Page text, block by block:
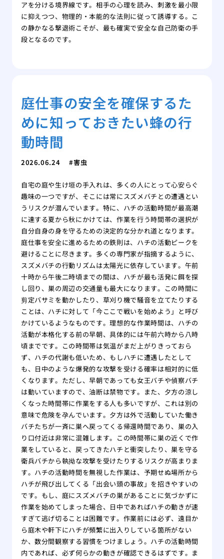
アを分ける境界線です。相手の心理を読み、刺激を最小限
に抑えつつ、物理的・本能的な法則に従って誘導する。こ
の静かなる撃退術こそが、最も確実で安全な自己防衛の手
段となるのです。
庭仕事の安全を確保するた
めに知っておきたい蜂の行
動時間
2026.06.24 害虫
自宅の庭や生け垣の手入れは、多くの人にとって心安らぐ
趣味の一つですが、そこには常にスズメバチとの遭遇とい
うリスクが潜んでいます。特に、ハチの活動時間が最高潮
に達する夏から秋にかけては、作業を行う時間帯の選択が
自分自身の身を守るための決定的な分かれ道となります。
庭仕事を安全に進めるための鉄則は、ハチの活動ピークを
避けることに尽きます。多くの専門家が指摘するように、
スズメバチの行動リズムは太陽光に依存しています。午前
十時から午後二時頃までの間は、ハチが最も活発に餌を探
し回り、巣の周辺の交通量も最大になります。この時間に
剪定バサミを動かしたり、草刈り機で騒音を立てたりする
ことは、ハチに対して「今ここで戦いを始めよう」と呼び
かけているようなものです。理想的な作業時間は、ハチの
活動が本格化する前の早朝、具体的には午前六時から八時
頃までです。この時間帯は気温がまだ上がりきっておら
ず、ハチの代謝も低いため、もしハチに遭遇したとして
も、日中のような爆発的な攻撃を受ける確率は相対的に低
くなります。ただし、早朝であっても女王バチや偵察バチ
は動いていますので、油断は禁物です。また、夕方の涼し
くなった時間帯に作業をする人も多いですが、これは別の
意味で危険を孕んでいます。夕方は外で活動していた働き
バチたちが一斉に巣へ戻ってくる帰還時間であり、巣の入
り口付近は非常に混雑します。この時間帯に巣の近くで作
業をしていると、戻ってきたハチと衝突したり、巣を守る
衛兵バチから執拗な攻撃を受けたりするリスクが高まりま
す。ハチの活動時間を無視した作業は、予期せぬ場所から
ハチが飛び出してくる「出会い頭の事故」を招きやすいの
です。もし、庭にスズメバチの巣があることに気づかずに
作業を始めてしまった場合、日中であればハチの動きが速
すぎて逃げ切ることは困難です。作業前には必ず、遠目か
ら庭木や軒下にハチが頻繁に出入りしている箇所がない
か、数分間観察する習慣をつけましょう。ハチの活動時間
内であれば、必ず何らかの動きが確認できるはずです。ま